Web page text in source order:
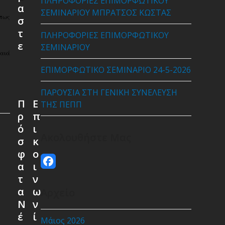
ΣΕΜΙΝΑΡΙΟΥ ΜΠΡΑΤΣΟΣ ΚΩΣΤΑΣ
ΠΛΗΡΟΦΟΡΙΕΣ ΕΠΙΜΟΡΦΩΤΙΚΟΥ
ΣΕΜΙΝΑΡΙΟΥ
ΕΠΙΜΟΡΦΩΤΙΚΟ ΣΕΜΙΝΑΡΙΟ 24-5-2026
ΠΑΡΟΥΣΙΑ ΣΤΗ ΓΕΝΙΚΗ ΣΥΝΕΛΕΥΣΗ
ΤΗΣ ΠΕΠΠ
Facebook
Αρχείο
Μάιος 2026
α
σ
τ
ε
Π
ρ
ό
σ
φ
α
τ
α
Ν
έ
Ε
π
ι
κ
ο
ι
ν
ω
ν
ί